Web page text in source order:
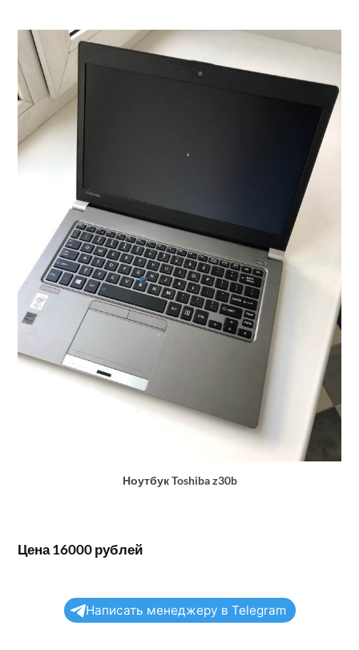
Ноутбук Toshiba z30b
Цена 16000 рублей
Написать менеджеру в Telegram